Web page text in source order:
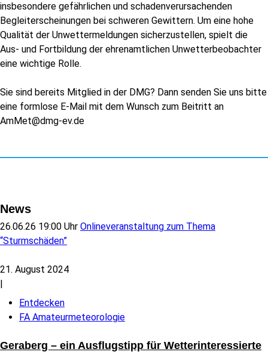
insbesondere gefährlichen und schadenverursachenden
Begleiterscheinungen bei schweren Gewittern. Um eine hohe
Qualität der Unwettermeldungen sicherzustellen, spielt die
Aus- und Fortbildung der ehrenamtlichen Unwetterbeobachter
eine wichtige Rolle.
Sie sind bereits Mitglied in der DMG? Dann senden Sie uns bitte
eine formlose E-Mail mit dem Wunsch zum Beitritt an
AmMet@dmg-ev.de
News
26.06.26 19:00 Uhr Onlineveranstaltung zum Thema
“Sturmschäden”
21. August 2024
|
Entdecken
FA Amateurmeteorologie
Geraberg – ein Ausflugstipp für Wetterinteressierte